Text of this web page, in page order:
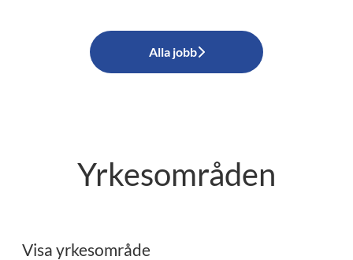
Alla jobb
Yrkesområden
Visa yrkesområde